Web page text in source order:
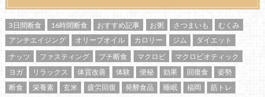
3日間断食 16時間断食 おすすめ記事 お粥 さつまいも
むくみ
アンチエイジング
オリーブオイル カロリー ジム
ダイエット
ナッツ
ファスティング プチ断食 マクロビ
マクロビオティック
ヨガ
リラックス 体質改善 体験 便秘 効果 回復食
姿勢
断食
栄養素 玄米 疲労回復 発酵食品 睡眠 福岡 筋トレ